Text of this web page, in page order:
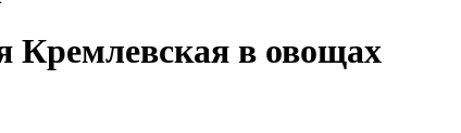
Кремлевская в овощах